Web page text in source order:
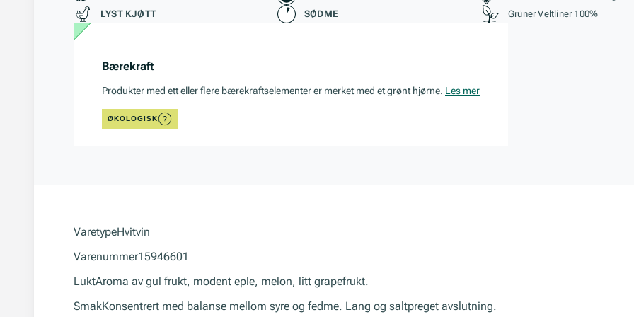
LYST KJØTT
SØDME
Grüner Veltliner 100%
Bærekraft
Produkter med ett eller flere bærekraftselementer er merket med et grønt hjørne. Les mer
ØKOLOGISK
VaretypeHvitvin
Varenummer15946601
LuktAroma av gul frukt, modent eple, melon, litt grapefrukt.
SmakKonsentrert med balanse mellom syre og fedme. Lang og saltpreget avslutning.